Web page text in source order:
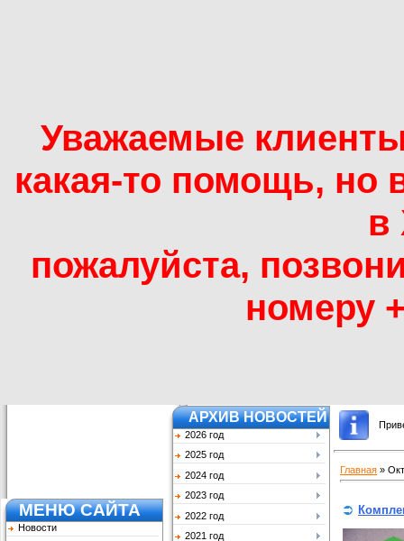
Уважаемые кл
какая-то помощь, но
в
пожалуйста,
номеру
МЕНЮ САЙТА
Новости
АРХИВ НОВОСТЕЙ
2026 год
2025 год
2024 год
2023 год
2022 год
2021 год
Главная »